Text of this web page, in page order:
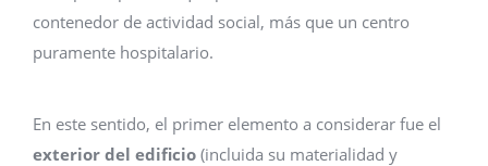
contenedor de actividad social, más que un centro
puramente hospitalario.
En este sentido, el primer elemento a considerar fue el
exterior del edificio (incluida su materialidad y